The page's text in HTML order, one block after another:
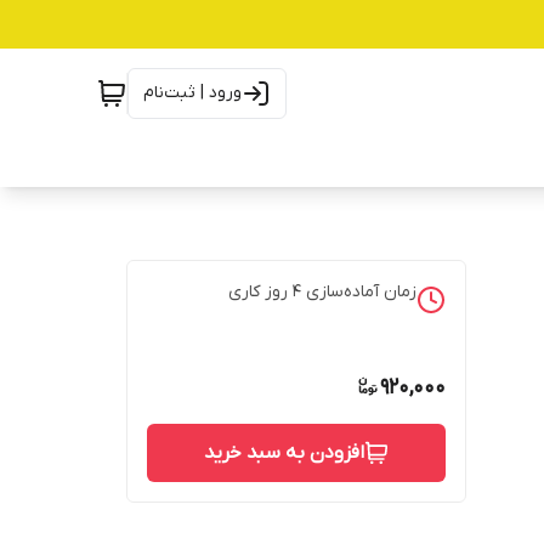
ورود | ثبت‌نام
زمان آماده‌سازی 4 روز کاری
920,000
افزودن به سبد خرید